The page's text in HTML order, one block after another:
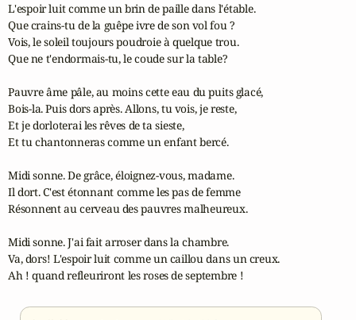
L'espoir luit comme un brin de paille dans l'étable.
Que crains-tu de la guêpe ivre de son vol fou ?
Vois, le soleil toujours poudroie à quelque trou.
Que ne t'endormais-tu, le coude sur la table?
Pauvre âme pâle, au moins cette eau du puits glacé,
Bois-la. Puis dors après. Allons, tu vois, je reste,
Et je dorloterai les rêves de ta sieste,
Et tu chantonneras comme un enfant bercé.
Midi sonne. De grâce, éloignez-vous, madame.
Il dort. C'est étonnant comme les pas de femme
Résonnent au cerveau des pauvres malheureux.
Midi sonne. J'ai fait arroser dans la chambre.
Va, dors! L'espoir luit comme un caillou dans un creux.
Ah ! quand refleuriront les roses de septembre !